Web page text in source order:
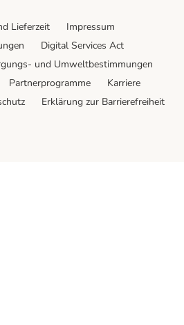
Lieferzeit
Impressum
Digital Services Act
und Umweltbestimmungen
Partnerprogramme
Karriere
Erklärung zur Barrierefreiheit